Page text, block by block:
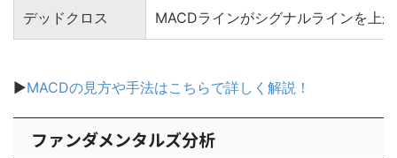
デッドクロス MACDラインがシグナルラインを上
▶MACDの見方や手法はこちらで詳しく解説！
ファンダメンタルズ分析